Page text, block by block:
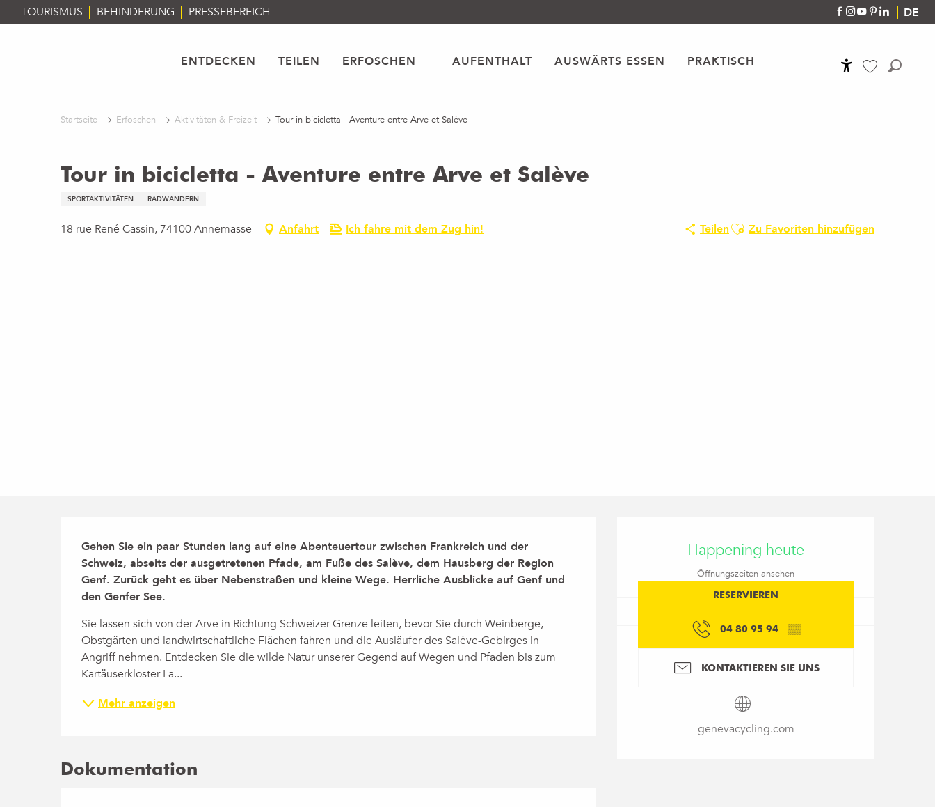
Aller
au
DE
TOURISMUS BEHINDERUNG PRESSEBEREICH
ENTDECKEN TEILEN ERFOSCHEN AUFENTHALT AUSWÄRTS ESSEN PRAKTISCH
Startseite Erfoschen Aktivitäten & Freizeit Tour in bicicletta - Aventure entre Arve et Salève
Tour in bicicletta - Aventure entre Arve et Salève
SPORTAKTIVITÄTEN RADWANDERN
18 rue René Cassin, 74100 Annemasse Anfahrt Ich fahre mit dem Zug hin! TeilenAjouter aux favoris
Zu Favoriten hinzufügen
Öffnungszeiten &
Happening heute
Öffnungszeiten ansehen
RESERVIEREN
04 80 95 94 ▒▒
KONTAKTIEREN SIE UNS
genevacycling.com
Beschreibung
Gehen Sie ein paar Stunden lang auf eine Abenteuertour zwischen Frankreich und der
Schweiz, abseits der ausgetretenen Pfade, am Fuße des Salève, dem Hausberg der Region
Genf. Zurück geht es über Nebenstraßen und kleine Wege. Herrliche Ausblicke auf Genf und
den Genfer See.
Sie lassen sich von der Arve in Richtung Schweizer Grenze leiten, bevor Sie durch Weinberge,
Obstgärten und landwirtschaftliche Flächen fahren und die Ausläufer des Salève-Gebirges in
Angriff nehmen. Entdecken Sie die wilde Natur unserer Gegend auf Wegen und Pfaden bis zum
Kartäuserkloster La...
Mehr anzeigen
Dokumentation